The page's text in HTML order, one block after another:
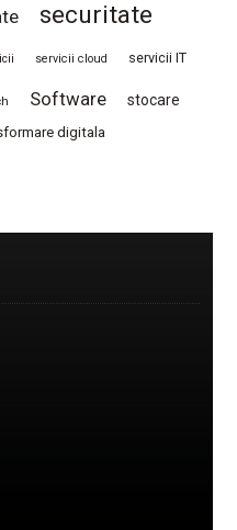
securitate
servicii cloud servicii IT
Software stocare
digitala